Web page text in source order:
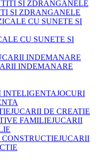
SI ZDRANGANELE
CU SUNETE SI
INDEMANARE
JOCURI
JUCARII DE CREATIE
JUCARII
JUCARII